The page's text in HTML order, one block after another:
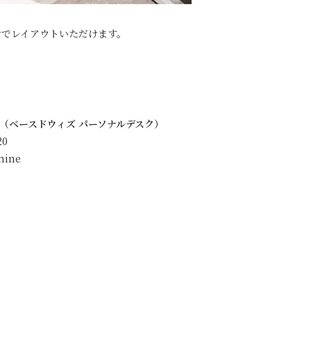
レイアウトいただけます。
ースドウィズ パーソナルデスク）